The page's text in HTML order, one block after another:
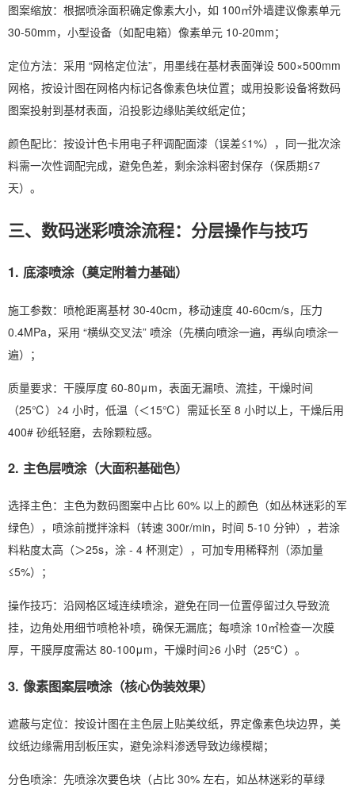
图案缩放：根据喷涂面积确定像素大小，如 100㎡外墙建议像素单元
30-50mm，小型设备（如配电箱）像素单元 10-20mm；
定位方法：采用 “网格定位法”，用墨线在基材表面弹设 500×500mm
网格，按设计图在网格内标记各像素色块位置；或用投影设备将数码
图案投射到基材表面，沿投影边缘贴美纹纸定位；
颜色配比：按设计色卡用电子秤调配面漆（误差≤1%），同一批次涂
料需一次性调配完成，避免色差，剩余涂料密封保存（保质期≤7
天）。
三、数码迷彩喷涂流程：分层操作与技巧
1. 底漆喷涂（奠定附着力基础）
施工参数：喷枪距离基材 30-40cm，移动速度 40-60cm/s，压力
0.4MPa，采用 “横纵交叉法” 喷涂（先横向喷涂一遍，再纵向喷涂一
遍）；
质量要求：干膜厚度 60-80μm，表面无漏喷、流挂，干燥时间
（25℃）≥4 小时，低温（＜15℃）需延长至 8 小时以上，干燥后用
400# 砂纸轻磨，去除颗粒感。
2. 主色层喷涂（大面积基础色）
选择主色：主色为数码图案中占比 60% 以上的颜色（如丛林迷彩的军
绿色），喷涂前搅拌涂料（转速 300r/min，时间 5-10 分钟），若涂
料粘度太高（＞25s，涂 - 4 杯测定），可加专用稀释剂（添加量
≤5%）；
操作技巧：沿网格区域连续喷涂，避免在同一位置停留过久导致流
挂，边角处用细节喷枪补喷，确保无漏底；每喷涂 10㎡检查一次膜
厚，干膜厚度需达 80-100μm，干燥时间≥6 小时（25℃）。
3. 像素图案层喷涂（核心伪装效果）
遮蔽与定位：按设计图在主色层上贴美纹纸，界定像素色块边界，美
纹纸边缘需用刮板压实，避免涂料渗透导致边缘模糊；
分色喷涂：先喷涂次要色块（占比 30% 左右，如丛林迷彩的草绿